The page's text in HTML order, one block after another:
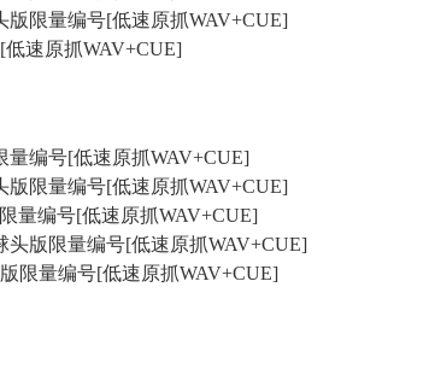
版限量编号[低速原抓WAV+CUE]
低速原抓WAV+CUE]
量编号[低速原抓WAV+CUE]
版限量编号[低速原抓WAV+CUE]
量编号[低速原抓WAV+CUE]
头版限量编号[低速原抓WAV+CUE]
限量编号[低速原抓WAV+CUE]